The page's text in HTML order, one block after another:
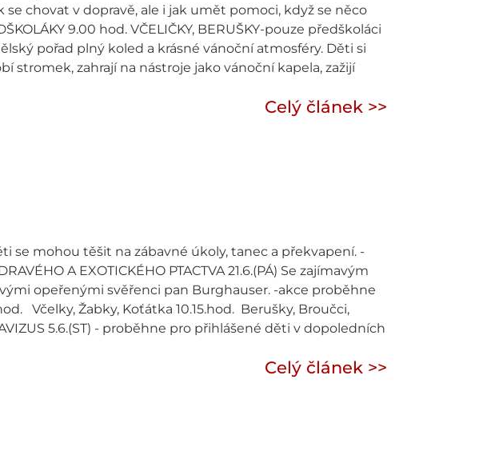
chovat v dopravě, ale i jak umět pomoci, když se něco
9.00 hod. VČELIČKY, BERUŠKY-pouze předškoláci
pořad plný koled a krásné vánoční atmosféry. Děti si
stromek, zahrají na nástroje jako vánoční kapela, zažijí
Celý článek >>
se mohou těšit na zábavné úkoly, tanec a překvapení. -
A EXOTICKÉHO PTACTVA 21.6.(PÁ) Se zajímavým
opeřenými svěřenci pan Burghauser. -akce proběhne
Včelky, Žabky, Koťátka 10.15.hod. Berušky, Broučci,
5.6.(ST) - proběhne pro přihlášené děti v dopoledních
Celý článek >>